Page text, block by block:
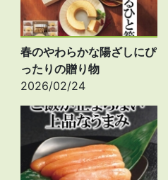
春のやわらかな陽ざしにぴ
ったりの贈り物
2026/02/24